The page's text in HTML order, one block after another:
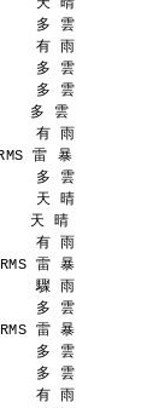
天 晴
多 雲
有 雨
多 雲
多 雲
多 雲
有 雨
雷 暴
多 雲
天 晴
天 晴
有 雨
雷 暴
驟 雨
多 雲
雷 暴
多 雲
多 雲
有 雨